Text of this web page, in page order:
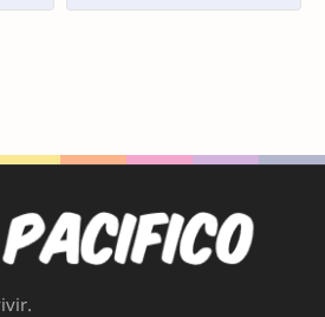
Busco trabajo
cirugia de nariz